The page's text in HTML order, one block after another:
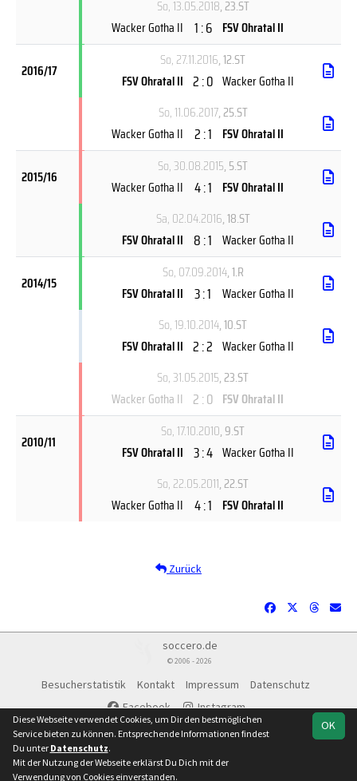
Team Kreisliga Gotha
So, 13.05.2018, 23.ST
Wacker Gotha II 1 : 6 FSV Ohratal II
2016/17
So, 27.11.2016, 12.ST
FSV Ohratal II 2 : 0 Wacker Gotha II
So, 11.06.2017, 25.ST
Wacker Gotha II 2 : 1 FSV Ohratal II
2015/16
So, 30.08.2015, 5.ST
Wacker Gotha II 4 : 1 FSV Ohratal II
Sa, 02.04.2016, 18.ST
FSV Ohratal II 8 : 1 Wacker Gotha II
2014/15
So, 07.09.2014, 1.R
FSV Ohratal II 3 : 1 Wacker Gotha II
So, 19.10.2014, 10.ST
FSV Ohratal II 2 : 2 Wacker Gotha II
So, 31.05.2015, 23.ST
Wacker Gotha II 2 : 0 FSV Ohratal II
2010/11
So, 17.10.2010, 9.ST
FSV Ohratal II 3 : 4 Wacker Gotha II
So, 22.05.2011, 22.ST
Wacker Gotha II 4 : 1 FSV Ohratal II
Zurück
soccero.de
© 2006 - 2026
Besucherstatistik Kontakt Impressum
Datenschutz
Facebook
Instagram
OK
Diese Webseite verwendet Cookies, um Dir den bestmöglichen
Service bieten zu können. Entsprechende Informationen findest
Du unter Datenschutz.
Mit der Nutzung der Webseite erklärst Du Dich mit der
Verwendung von Cookies einverstanden.